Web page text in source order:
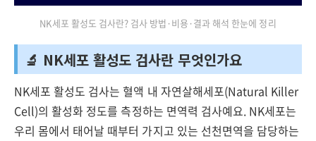
NK세포 활성도 검사란? 검사 방법·비용·결과 해석 한눈에 정리
🔬 NK세포 활성도 검사란 무엇인가요
NK세포 활성도 검사는 혈액 내 자연살해세포(Natural Killer
Cell)의 활성화 정도를 측정하는 면역력 검사예요. NK세포는
우리 몸에서 태어날 때부터 가지고 있는 선천면역을 담당하는